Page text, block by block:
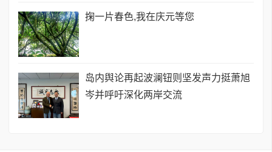
掬一片春色,我在庆元等您
岛内舆论再起波澜钮则坚发声力挺萧旭
岑并呼吁深化两岸交流